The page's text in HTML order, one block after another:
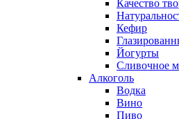
Качество
Кефир
Йогурты
Сливочное
Алкоголь
Водка
Вино
Пиво